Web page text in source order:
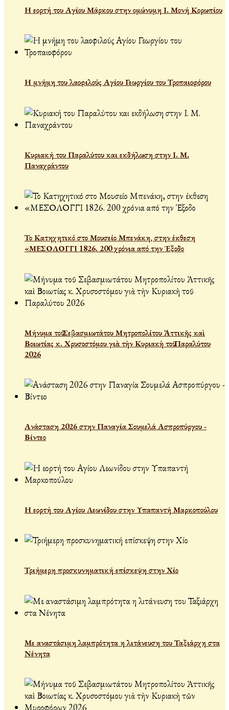
Η εορτή του Αγίου Μάρκου στην ομώνυμη Ι. Μονή Κορωπίου
Η μνήμη του λαοφιλούς Αγίου Γεωργίου του Τροπαιοφόρου
Κυριακή του Παραλύτου και εκδήλωση στην Ι. Μ.
Παναχράντου
Το Κατηχητικό στο Μουσείο Μπενάκη, στην έκθεση
«ΜΕΣΟΛΟΓΓΙ 1826. 200 χρόνια από την Έξοδο
Μήνυμα τοῦ Σεβασμιωτάτου Μητροπολίτου Ἀττικῆς καὶ
Βοιωτίας κ. Χρυσοστόμου γιὰ τὴν Κυριακὴ τοῦ Παραλύτου
2026
Ανάσταση 2026 στην Παναγία Σουμελά Ασπροπύργου -
Βίντεο
Η εορτή του Αγίου Λεωνίδου στην Υπαπαντή Μαρκοπούλου
Τριήμερη προσκυνηματική επίσκεψη στην Χίο
Με αναστάσιμη λαμπρότητα η λιτάνευση του Ταξιάρχη στα
Νένητα